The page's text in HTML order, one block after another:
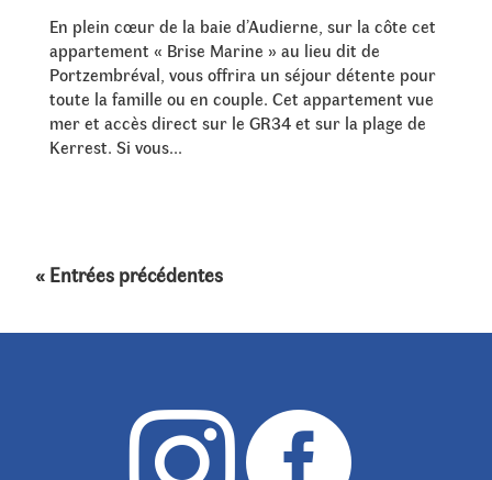
En plein cœur de la baie d’Audierne, sur la côte cet
appartement « Brise Marine » au lieu dit de
Portzembréval, vous offrira un séjour détente pour
toute la famille ou en couple. Cet appartement vue
mer et accès direct sur le GR34 et sur la plage de
Kerrest. Si vous...
« Entrées précédentes